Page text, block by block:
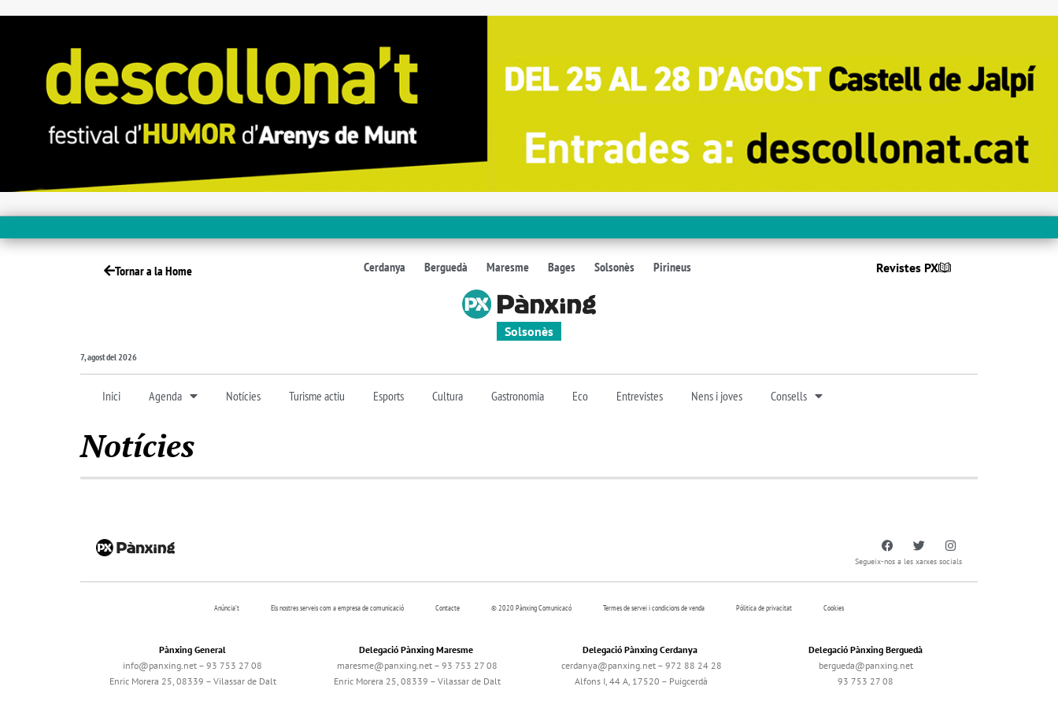
Tornar a la Home Cerdanya Berguedà Maresme Bages Solsonès Pirineus Revistes PX
Solsonès
7, agost del 2026
Inici Agenda Notícies Turisme actiu Esports Cultura Gastronomia Eco Entrevistes Nens i joves Consells
Notícies
Segueix-nos a les xarxes socials
Anúncia’t Els nostres serveis com a empresa de comunicació Contacte © 2020 Pànxing Comunicacó Termes de servei i condicions de venda Pólitica de privacitat Cookies
Pànxing General
info@panxing.net – 93 753 27 08
Enric Morera 25, 08339 – Vilassar de Dalt
Delegació Pànxing Maresme
maresme@panxing.net – 93 753 27 08
Enric Morera 25, 08339 – Vilassar de Dalt
Delegació Pànxing Cerdanya
cerdanya@panxing.net – 972 88 24 28
Alfons I, 44 A, 17520 – Puigcerdà
Delegació Pànxing Berguedà
bergueda@panxing.net
93 753 27 08